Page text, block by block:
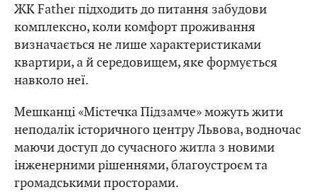
ЖК Father підходить до питання забудови
комплексно, коли комфорт проживання
визначається не лише характеристиками
квартири, а й середовищем, яке формується
навколо неї.
Мешканці «Містечка Підзамче» можуть жити
неподалік історичного центру Львова, водночас
маючи доступ до сучасного житла з новими
інженерними рішеннями, благоустроєм та
громадськими просторами.